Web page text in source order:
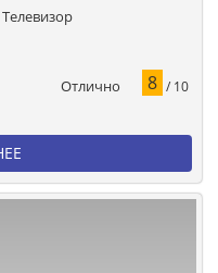
Телевизор
Отлично 8 / 10